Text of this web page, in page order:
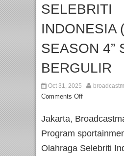
SELEBRITI
INDONESIA
SEASON 4”
BERGULIR
Oct 31, 2025
Comments Off
Jakarta,
Program
Olahraga Selebriti